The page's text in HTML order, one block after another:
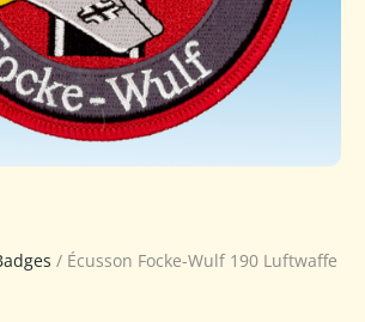
/ Écusson Focke-Wulf 190 Luftwaffe